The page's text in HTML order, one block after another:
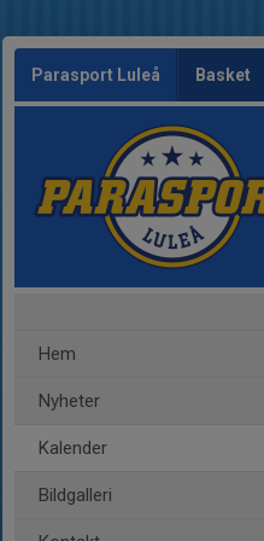
Parasport Luleå Basket
Hem
Nyheter
Kalender
Bildgalleri